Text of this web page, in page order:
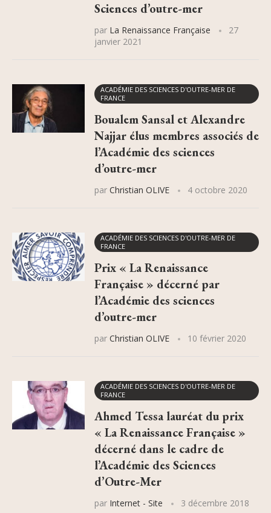
Sciences d’outre-mer
par La Renaissance Française
27
janvier 2021
ACADÉMIE DES SCIENCES D'OUTRE-MER DE
FRANCE
Boualem Sansal et Alexandre
Najjar élus membres associés de
l’Académie des sciences
d’outre-mer
par Christian OLIVE 4 octobre 2020
ACADÉMIE DES SCIENCES D'OUTRE-MER DE
FRANCE
Prix « La Renaissance
Française » décerné par
l’Académie des sciences
d’outre-mer
par Christian OLIVE 10 février 2020
ACADÉMIE DES SCIENCES D'OUTRE-MER DE
FRANCE
Ahmed Tessa lauréat du prix
« La Renaissance Française »
décerné dans le cadre de
l’Académie des Sciences
d’Outre-Mer
par Internet - Site 3 décembre 2018